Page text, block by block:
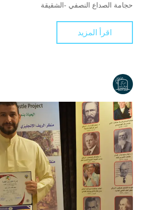
حجامة الصداع النصفي -الشقيقة
اقرأ المزيد